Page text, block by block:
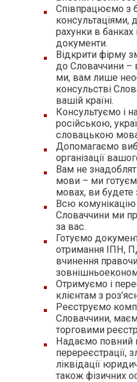
Співпрацюємо з
консультаціями,
рахунки в банках
документи.
Відкрити фірму
до Словаччини –
ми, вам лише
консульстві
вашій країні.
Консультуємо і
російською,
словацькою
Допомагаємо
організації
Вам не
мови – ми
мовах, ви будете
Всю
Словаччини ми
за вас.
Готуємо
отримання ІПН,
вчинення
Отримуємо і
клієнтам з
Реєструємо
Словаччини,
торговими
Надаємо повний
перереєстрації,
ліквідації
також фізичних